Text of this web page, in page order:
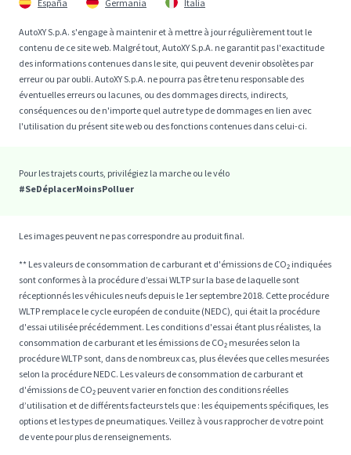
España Germania Italia
AutoXY S.p.A. s'engage à maintenir et à mettre à jour régulièrement tout le
contenu de ce site web. Malgré tout, AutoXY S.p.A. ne garantit pas l'exactitude
des informations contenues dans le site, qui peuvent devenir obsolètes par
erreur ou par oubli. AutoXY S.p.A. ne pourra pas être tenu responsable des
éventuelles erreurs ou lacunes, ou des dommages directs, indirects,
conséquences ou de n'importe quel autre type de dommages en lien avec
l'utilisation du présent site web ou des fonctions contenues dans celui-ci.
Pour les trajets courts, privilégiez la marche ou le vélo
#SeDéplacerMoinsPolluer
Les images peuvent ne pas correspondre au produit final.
** Les valeurs de consommation de carburant et d'émissions de CO₂ indiquées
sont conformes à la procédure d’essai WLTP sur la base de laquelle sont
réceptionnés les véhicules neufs depuis le 1er septembre 2018. Cette procédure
WLTP remplace le cycle européen de conduite (NEDC), qui était la procédure
d'essai utilisée précédemment. Les conditions d'essai étant plus réalistes, la
consommation de carburant et les émissions de CO₂ mesurées selon la
procédure WLTP sont, dans de nombreux cas, plus élevées que celles mesurées
selon la procédure NEDC. Les valeurs de consommation de carburant et
d'émissions de CO₂ peuvent varier en fonction des conditions réelles
d’utilisation et de différents facteurs tels que : les équipements spécifiques, les
options et les types de pneumatiques. Veillez à vous rapprocher de votre point
de vente pour plus de renseignements.